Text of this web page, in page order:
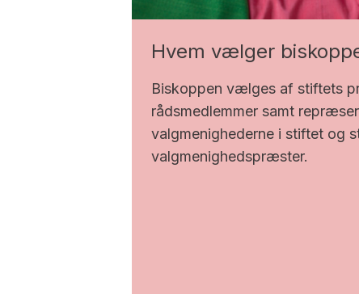
Hvem vælger
Biskoppen vælges af stiftets
rådsmedlemmer samt
valgmenighederne i stiftet og
valgmenighedspræster.